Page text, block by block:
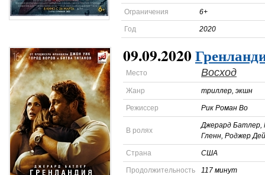
Ограничения 6+
Год 2020
09.09.2020
Место Восход
Жанр триллер, экшн
Режиссер Рик Роман Во
В ролях
Джерард Батлер,
Гленн, Роджер
Страна США
Продолжительность 117 минут